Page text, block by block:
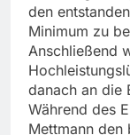
den
Minimum zu
Anschließend
danach an die
Während des
Mettmann den